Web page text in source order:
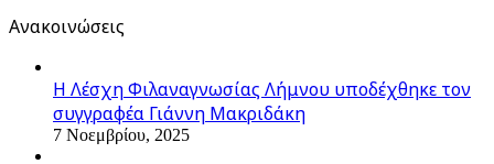
Ανακοινώσεις
Η Λέσχη Φιλαναγνωσίας Λήμνου υποδέχθηκε τον
συγγραφέα Γιάννη Μακριδάκη
7 Νοεμβρίου, 2025